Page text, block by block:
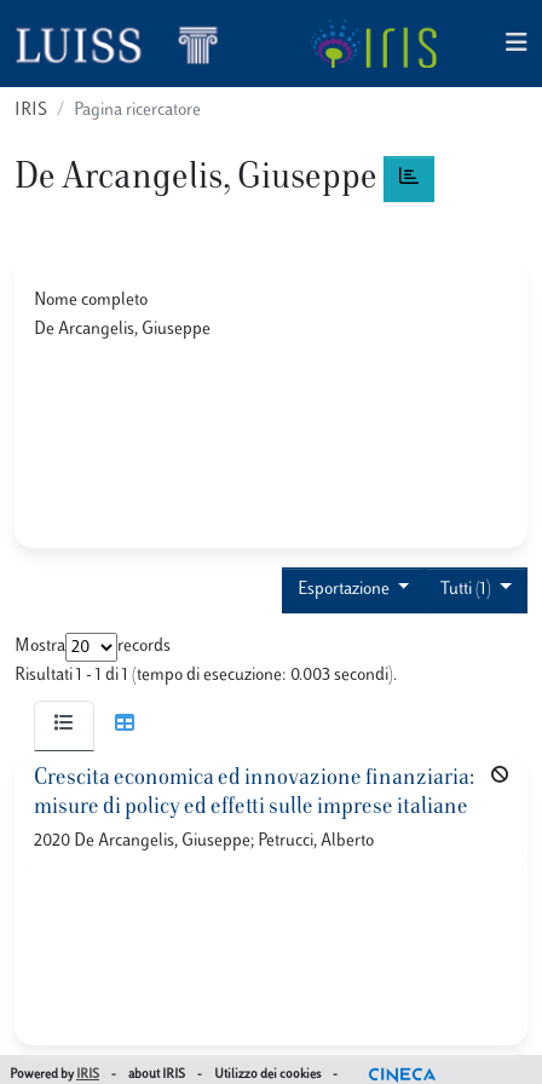
IRIS Pagina ricercatore
De Arcangelis, Giuseppe
Nome completo
De Arcangelis, Giuseppe
Tutti (1)
Esportazione
Mostra
records
Risultati 1 - 1 di 1 (tempo di esecuzione: 0.003 secondi).
Crescita economica ed innovazione finanziaria:
misure di policy ed effetti sulle imprese italiane
2020 De Arcangelis, Giuseppe; Petrucci, Alberto
Powered by IRIS - about IRIS - Utilizzo dei cookies -